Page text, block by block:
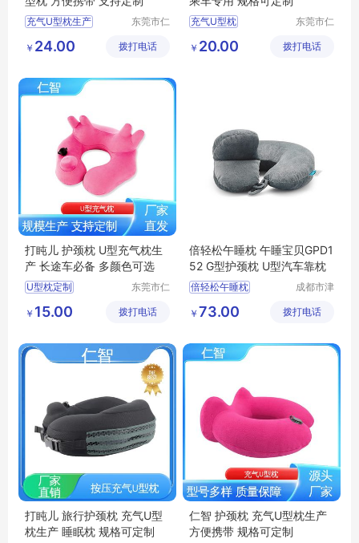
充气U型枕生产
居家休闲靠枕
东莞市仁
技有限公
￥ 24.00 拨打电话
充气U型枕
透气U型枕
东莞市仁
技有限公
￥ 20.00 拨打电话
打盹儿 护颈枕 U型充气枕生
产 长途车必备 多颜色可选
U型枕定制
飞机高铁便携靠枕
充气U型枕生产
东莞市仁
技有限公
￥ 15.00 拨打电话
倍轻松午睡枕 午睡宝贝GPD1
52 G型护颈枕 U型汽车靠枕
倍轻松午睡枕
倍轻松GPD152
倍轻松U型汽车靠枕
成都市津
技有限公
￥ 73.00 拨打电话
打盹儿 旅行护颈枕 充气U型
枕生产 睡眠枕 规格可定制
仁智 护颈枕 充气U型枕生产
方便携带 规格可定制